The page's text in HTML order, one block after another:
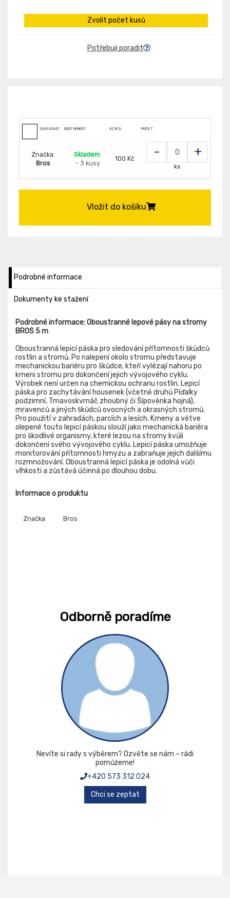
Zvolit počet kusů
Potřebuji poradit
ZV8143457 DOSTUPNOST KČ/KS: POČET
Značka:
Bros
Skladem
- 3 kusy
100 Kč - +
ks
Vložit do košíku
Podrobné informace
Dokumenty ke stažení
Podrobné informace: Oboustranné lepové pásy na stromy
BROS 5 m
Oboustranná lepicí páska pro sledování přítomnosti škůdců
rostlin a stromů. Po nalepení okolo stromu představuje
mechanickou bariéru pro škůdce, kteří vylézají nahoru po
kmeni stromu pro dokončení jejich vývojového cyklu.
Výrobek není určen na chemickou ochranu rostlin. Lepicí
páska pro zachytávání housenek (včetně druhů Píďalky
podzimní, Tmavoskvrnáč zhoubný či Šípověnka hojná),
mravenců a jiných škůdců ovocných a okrasných stromů.
Pro použití v zahradách, parcích a lesích. Kmeny a větve
olepené touto lepicí páskou slouží jako mechanická bariéra
pro škodlivé organismy, které lezou na stromy kvůli
dokončení svého vývojového cyklu. Lepicí páska umožňuje
monitorování přítomnosti hmyzu a zabraňuje jejich dalšímu
rozmnožování. Oboustranná lepicí páska je odolná vůči
vlhkosti a zůstává účinná po dlouhou dobu.
Informace o produktu
Značka Bros
Odborně poradíme
Nevíte si rady s výběrem? Ozvěte se nám – rádi
pomůžeme!
+420 573 312 024
Chci se zeptat